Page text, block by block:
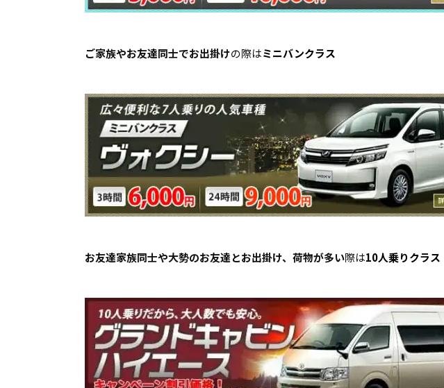
ご家族やお友達同士でお出掛けの際はミニバンクラス
お友達家族同士や大勢のお友達とお出掛け、荷物が多い際は10人乗りクラス